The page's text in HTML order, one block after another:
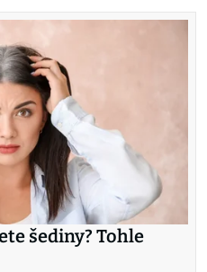
šediny? Tohle